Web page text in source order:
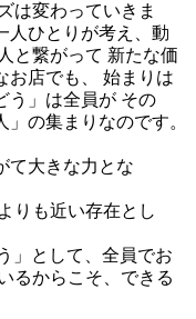
は変わっていきま
と繋がって 新たな価
店でも、 始まりは
」は全員が その
」の集まりなのです。
て大きな力とな
りも近い存在とし
」として、全員でお
るからこそ、できる